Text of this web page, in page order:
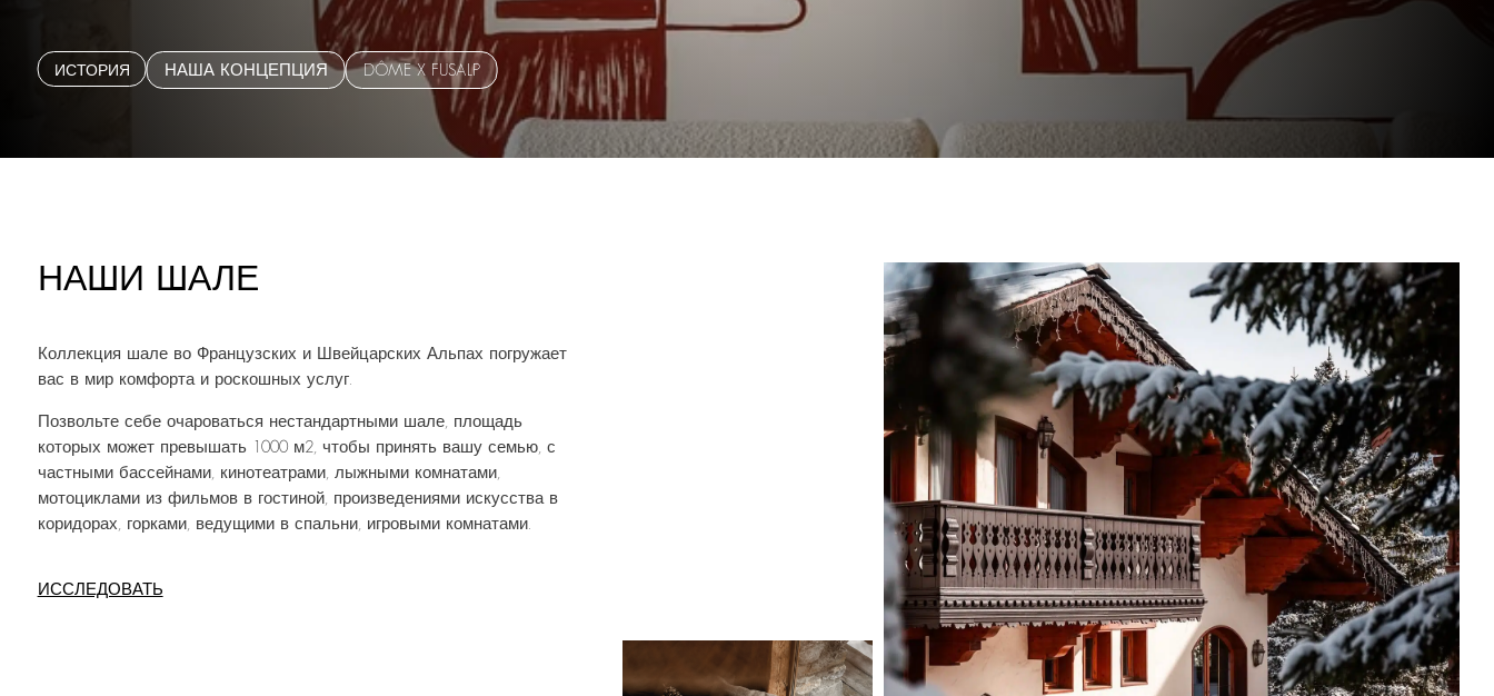
ИСТОРИЯ НАША КОНЦЕПЦИЯ DÔME X FUSALP
НАШИ ШАЛЕ
Коллекция шале во Французских и Швейцарских Альпах погружает
вас в мир комфорта и роскошных услуг.
Позвольте себе очароваться нестандартными шале, площадь
которых может превышать 1000 м2, чтобы принять вашу семью, с
частными бассейнами, кинотеатрами, лыжными комнатами,
мотоциклами из фильмов в гостиной, произведениями искусства в
коридорах, горками, ведущими в спальни, игровыми комнатами.
ИССЛЕДОВАТЬ